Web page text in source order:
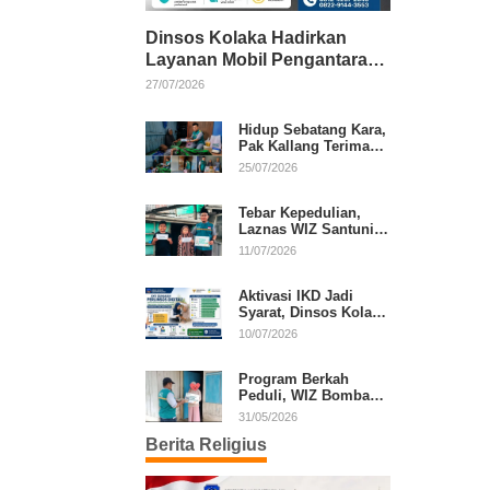
Dinsos Kolaka Hadirkan
Layanan Mobil Pengantaran
Gratis bagi Pasien Penerima
27/07/2026
Hidup Sebatang Kara,
Pak Kallang Terima
Bantuan dari Laznas
25/07/2026
Tebar Kepedulian,
Laznas WIZ Santuni
Anak Yatim dan
11/07/2026
Aktivasi IKD Jadi
Syarat, Dinsos Kolaka
Sosialisasikan
10/07/2026
Program Berkah
Peduli, WIZ Bombana
Bantu Lansia dan
31/05/2026
Berita Religius